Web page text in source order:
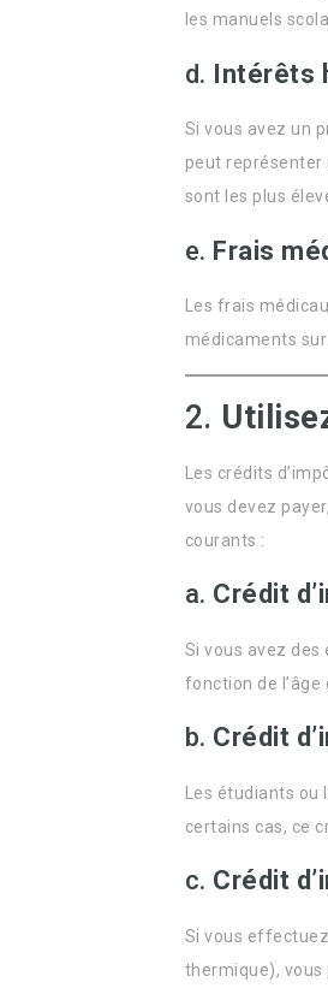
les manuels
d. Intérêts
Si vous avez un
peut représenter
sont les plus
e. Frais
Les frais
médicaments
2.
Les crédits
vous devez
courants :
a. Crédit
Si vous avez
fonction de
b. Crédit
Les étudiants ou
certains cas, ce
c. Crédit
Si vous
thermique), vous